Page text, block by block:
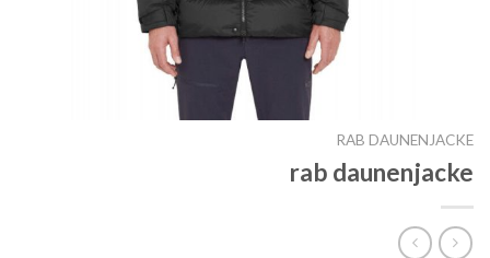
RAB DAUNENJACKE
rab daunenjacke